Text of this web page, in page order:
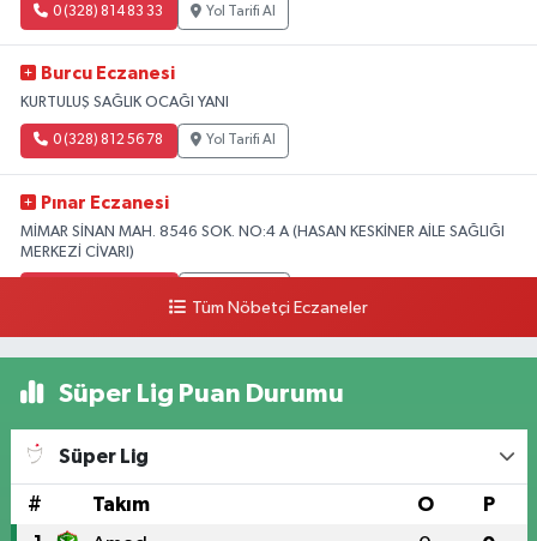
0 (328) 814 83 33 Yol Tarifi Al
Burcu Eczanesi
KURTULUŞ SAĞLIK OCAĞI YANI
0 (328) 812 56 78 Yol Tarifi Al
Pınar Eczanesi
MİMAR SİNAN MAH. 8546 SOK. NO:4 A (HASAN KESKİNER AİLE SAĞLIĞI
MERKEZİ CİVARI)
Tüm Nöbetçi Eczaneler
Süper Lig Puan Durumu
Süper Lig
# Takım O P